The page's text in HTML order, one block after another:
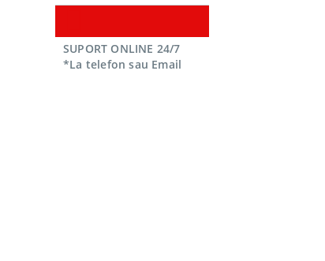
SUPORT ONLINE 24/7
*La telefon sau Email